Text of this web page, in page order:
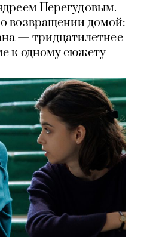
Перегудовым.
возвращении домой:
— тридцатилетнее
к одному сюжету